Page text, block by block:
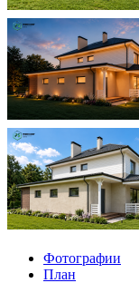
Фотографии
План